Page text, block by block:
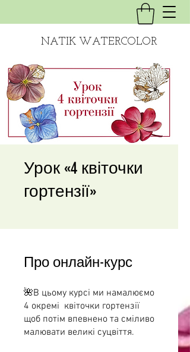
NATIK WATERCOLOR
Урок «4 квіточки
гортензії»
Про онлайн-курс
🌺В цьому курсі ми намалюємо
4 окремі квіточки гортензії
щоб потім впевнено та сміливо
малювати великі суцвіття.